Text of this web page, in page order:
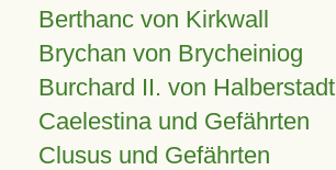
Berthanc von Kirkwall
Brychan von Brycheiniog
Burchard II. von Halberstadt
Caelestina und Gefährten
Clusus und Gefährten